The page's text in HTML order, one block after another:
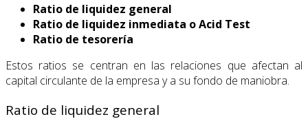
Ratio de liquidez general
Ratio de liquidez inmediata o Acid Test
Ratio de tesorería
Estos ratios se centran en las relaciones que afectan al
capital circulante de la empresa y a su fondo de maniobra.
Ratio de liquidez general